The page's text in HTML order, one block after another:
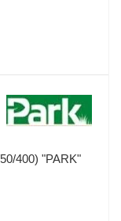
400) "PARK"